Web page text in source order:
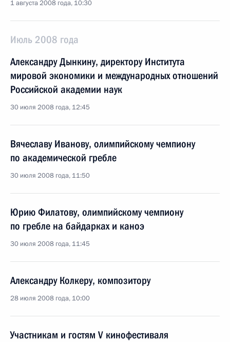
1 августа 2008 года, 10:30
Июль 2008 года
Александру Дынкину, директору Института
мировой экономики и международных отношений
Российской академии наук
30 июля 2008 года, 12:45
Вячеславу Иванову, олимпийскому чемпиону
по академической гребле
30 июля 2008 года, 11:50
Юрию Филатову, олимпийскому чемпиону
по гребле на байдарках и каноэ
30 июля 2008 года, 11:45
Александру Колкеру, композитору
28 июля 2008 года, 10:00
Участникам и гостям V кинофестиваля